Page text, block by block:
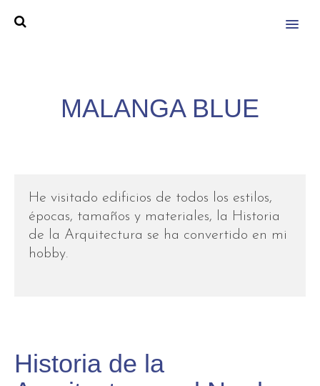
MENU
MALANGA BLUE
He visitado edificios de todos los estilos,
épocas, tamaños y materiales, la Historia
de la Arquitectura se ha convertido en mi
hobby.
Historia de la